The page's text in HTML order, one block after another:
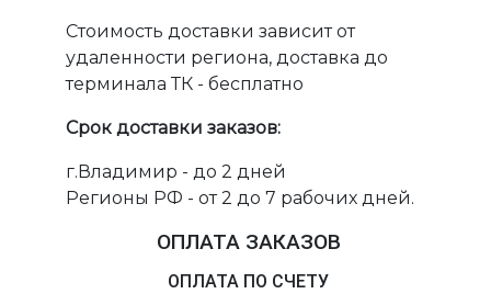
Стоимость доставки зависит от
удаленности региона, доставка до
терминала ТК - бесплатно
Срок доставки заказов:
г.Владимир - до 2 дней
Регионы РФ - от 2 до 7 рабочих дней.
ОПЛАТА ЗАКАЗОВ
ОПЛАТА ПО СЧЕТУ